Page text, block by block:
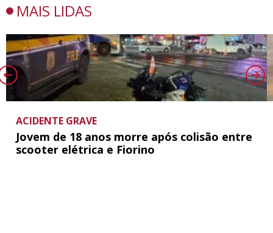
MAIS LIDAS
ACIDENTE GRAVE
Jovem de 18 anos morre após colisão entre
scooter elétrica e Fiorino